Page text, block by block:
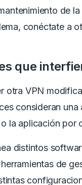
de
conéctate a
que
otra VPN
consideran una
la aplicación por
distintos
de